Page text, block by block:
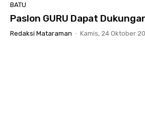
BATU
Paslon GURU Dapat
Redaksi Mataraman - Kamis, 24 Oktober